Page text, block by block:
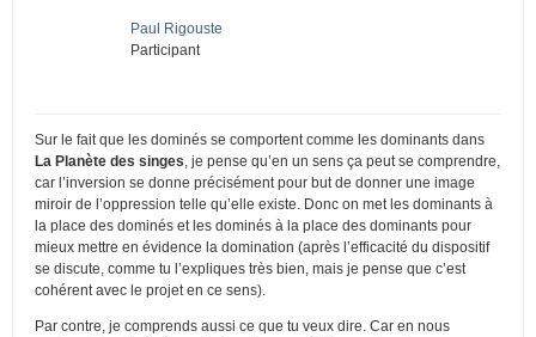
Paul Rigouste
Participant
Sur le fait que les dominés se comportent comme les dominants dans
La Planète des singes , je pense qu’en un sens ça peut se comprendre,
car l’inversion se donne précisément pour but de donner une image
miroir de l’oppression telle qu’elle existe. Donc on met les dominants à
la place des dominés et les dominés à la place des dominants pour
mieux mettre en évidence la domination (après l’efficacité du dispositif
se discute, comme tu l’expliques très bien, mais je pense que c’est
cohérent avec le projet en ce sens).
Par contre, je comprends aussi ce que tu veux dire. Car en nous